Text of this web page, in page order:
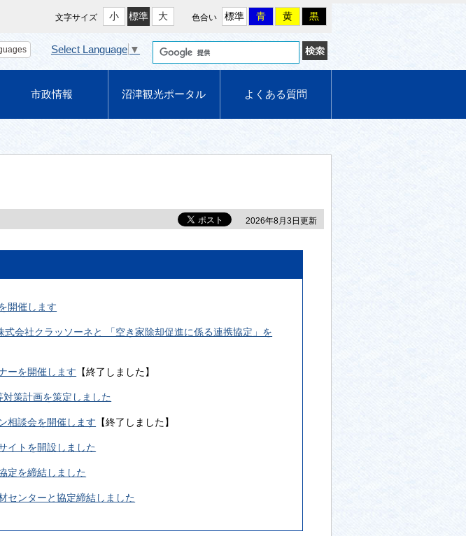
市政情報 沼津観光ポータル よくある質問
文字サイズ 小 標準 大 色合い 標準 青 黄 黒
Select Language ▼
2026年8月3日更新
開催します
会社クラッソーネと 「空き家除却促進に係る連携協定」を
ーを開催します 【終了しました】
策計画を策定しました
相談会を開催します 【終了しました】
イトを開設しました
定を締結しました
センターと協定締結しました